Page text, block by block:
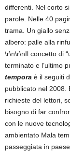
differenti. Nel corto
parole. Nelle 40
trama. Un giallo
albero: palle alla
\r\n\r\nIl concetto di
terminato e l’ultimo
tempora è il seguiti
pubblicato nel 2008.
richieste del lettori,
bisogno di far
con le nuove
ambientato Mala
passeggiata in